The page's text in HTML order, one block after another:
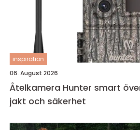
inspiration
06. August 2026
Åtelkamera Hunter smart övervakning för
jakt och säkerhet